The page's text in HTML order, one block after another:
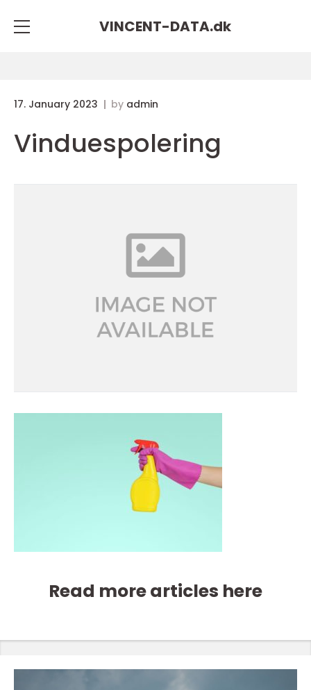
VINCENT-DATA.dk
17. January 2023 by admin
Vinduespolering
Read more articles here